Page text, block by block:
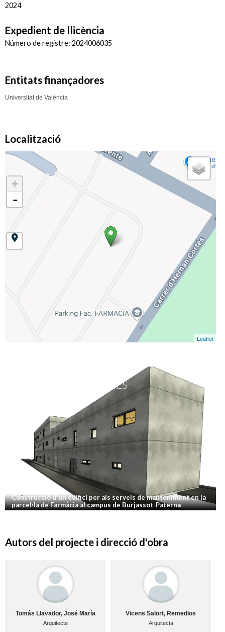
2024
Expedient de llicència
Número de registre: 2024006035
Entitats finançadores
Universitat de València
Localització
+
-
Leaflet
GALERIA D'IMATGES
Construcció d'un edifici per als serveis de manteniment en la
parcel·la de Farmàcia al campus de Burjassot-Paterna
Autors del projecte i direcció d'obra
Tomás Llavador, José María
Arquitecte
Vicens Salort, Remedios
Arquitecta